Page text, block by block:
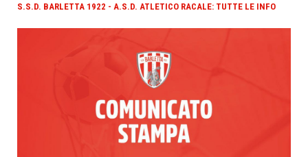
S.S.D. BARLETTA 1922 - A.S.D. ATLETICO RACALE: TUTTE LE INFO